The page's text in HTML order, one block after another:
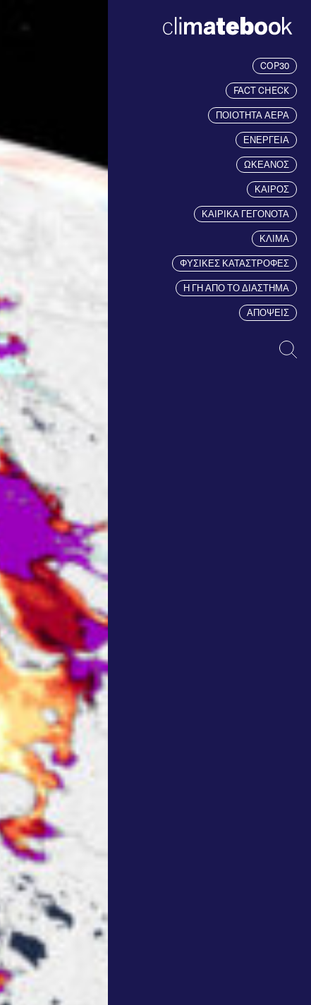
COP30
FACT CHECK
ΠΟΙΟΤΗΤΑ ΑΕΡΑ
ΕΝΕΡΓΕΙΑ
ΩΚΕΑΝΟΣ
ΚΑΙΡΟΣ
ΚΑΙΡΙΚΑ ΓΕΓΟΝΟΤΑ
ΚΛΙΜΑ
ΦΥΣΙΚΕΣ ΚΑΤΑΣΤΡΟΦΕΣ
Η ΓΗ ΑΠΟ ΤΟ ΔΙΑΣΤΗΜΑ
ΑΠΟΨΕΙΣ